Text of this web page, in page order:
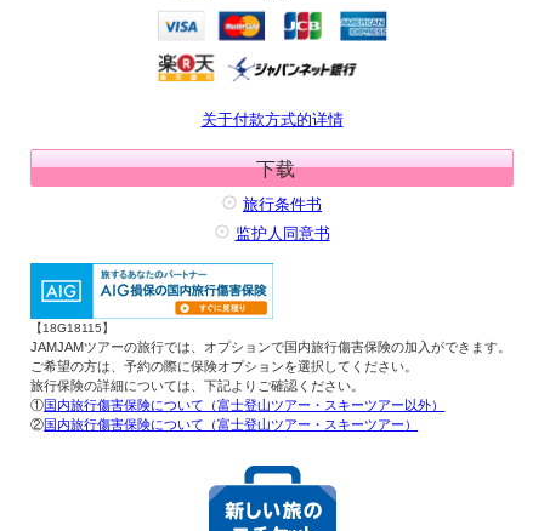
关于付款方式的详情
下载
旅行条件书
监护人同意书
【18G18115】
JAMJAMツアーの旅行では、オプションで国内旅行傷害保険の加入ができます。
ご希望の方は、予約の際に保険オプションを選択してください。
旅行保険の詳細については、下記よりご確認ください。
①国内旅行傷害保険について（富士登山ツアー・スキーツアー以外）
②国内旅行傷害保険について（富士登山ツアー・スキーツアー）